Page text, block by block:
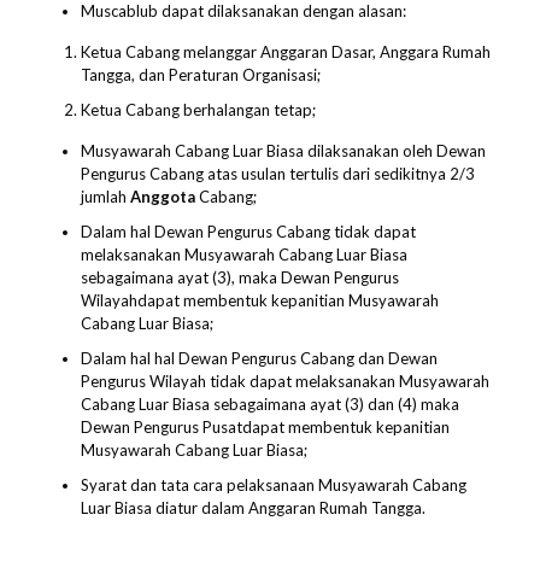
Muscablub dapat dilaksanakan dengan alasan:
Ketua Cabang melanggar Anggaran Dasar, Anggara Rumah
Tangga, dan Peraturan Organisasi;
Ketua Cabang berhalangan tetap;
Musyawarah Cabang Luar Biasa dilaksanakan oleh Dewan
Pengurus Cabang atas usulan tertulis dari sedikitnya 2/3
jumlah AnggotaCabang;
Dalam hal Dewan Pengurus Cabang tidak dapat
melaksanakan Musyawarah Cabang Luar Biasa
sebagaimana ayat (3), maka Dewan Pengurus
Wilayahdapat membentuk kepanitian Musyawarah
Cabang Luar Biasa;
Dalam hal hal Dewan Pengurus Cabang dan Dewan
Pengurus Wilayah tidak dapat melaksanakan Musyawarah
Cabang Luar Biasa sebagaimana ayat (3) dan (4) maka
Dewan Pengurus Pusatdapat membentuk kepanitian
Musyawarah Cabang Luar Biasa;
Syarat dan tata cara pelaksanaan Musyawarah Cabang
Luar Biasa diatur dalam Anggaran Rumah Tangga.